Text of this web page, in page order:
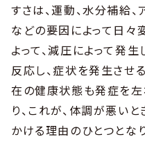
すさは、運動、水分補給
などの要因によって日々
よって、減圧によって発
反応し、症状を発生させ
在の健康状態も発症を
り、これが、体調が悪い
かける理由のひとつとなり